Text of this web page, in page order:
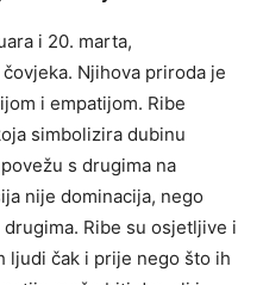
i 20. marta,
Njihova priroda je
i empatijom. Ribe
simbolizira dubinu
s drugima na
nije dominacija, nego
Ribe su osjetljive i
ljudi čak i prije nego što ih